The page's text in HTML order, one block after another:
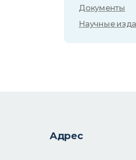
Документы
Научные
Адрес